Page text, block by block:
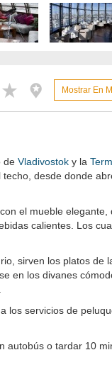
Mostrar En
de Vladivostoky la
desde donde
el mueble elegante,
calientes. Los
sirven los platos de
en los divanes
los servicios de
autobús o tardar 10